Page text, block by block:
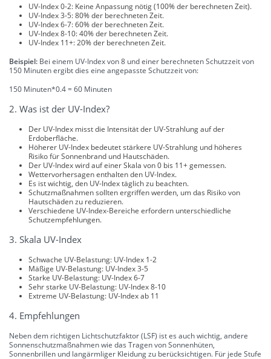
UV-Index 0-2: Keine Anpassung nötig (100% der berechneten Zeit).
UV-Index 3-5: 80% der berechneten Zeit.
UV-Index 6-7: 60% der berechneten Zeit.
UV-Index 8-10: 40% der berechneten Zeit.
UV-Index 11+: 20% der berechneten Zeit.
Beispiel: Bei einem UV-Index von 8 und einer berechneten Schutzzeit von
150 Minuten ergibt dies eine angepasste Schutzzeit von:
150 Minuten*0.4 = 60 Minuten
2. Was ist der UV-Index?
Der UV-Index misst die Intensität der UV-Strahlung auf der
Erdoberfläche.
Höherer UV-Index bedeutet stärkere UV-Strahlung und höheres
Risiko für Sonnenbrand und Hautschäden.
Der UV-Index wird auf einer Skala von 0 bis 11+ gemessen.
Wettervorhersagen enthalten den UV-Index.
Es ist wichtig, den UV-Index täglich zu beachten.
Schutzmaßnahmen sollten ergriffen werden, um das Risiko von
Hautschäden zu reduzieren.
Verschiedene UV-Index-Bereiche erfordern unterschiedliche
Schutzempfehlungen.
3. Skala UV-Index
Schwache UV-Belastung: UV-Index 1-2
Mäßige UV-Belastung: UV-Index 3-5
Starke UV-Belastung: UV-Index 6-7
Sehr starke UV-Belastung: UV-Index 8-10
Extreme UV-Belastung: UV-Index ab 11
4. Empfehlungen
Neben dem richtigen Lichtschutzfaktor (LSF) ist es auch wichtig, andere
Sonnenschutzmaßnahmen wie das Tragen von Sonnenhüten,
Sonnenbrillen und langärmliger Kleidung zu berücksichtigen. Für jede Stufe